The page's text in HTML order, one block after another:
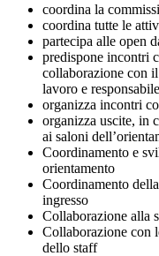
coordina la
coordina tutte le
partecipa alle open
predispone incontri
collaborazione con
lavoro e
organizza incontri
organizza uscite, in
ai saloni
Coordinamento e
orientamento
Coordinamento
ingresso
Collaborazione alla
Collaborazione con
dello staff